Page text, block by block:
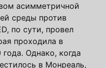
асимметричной
среды против
по сути, провел
проходила в
Однако, когда
в Монреаль,